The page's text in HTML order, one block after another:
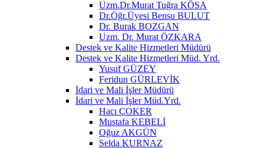
Uzm.Dr.Murat Tuğra KÖSA
Dr.Öğr.Üyesi Bensu BULUT
Dr. Burak BOZGAN
Uzm. Dr. Murat ÖZKARA
Destek ve Kalite Hizmetleri Müdürü
Destek ve Kalite Hizmetleri Müd. Yrd.
Yusuf GÜZEY
Feridun GÜRLEVİK
İdari ve Mali İşler Müdürü
İdari ve Mali İşler Müd.Yrd.
Hacı ÇOKER
Mustafa KEBELİ
Oğuz AKGÜN
Selda KURNAZ